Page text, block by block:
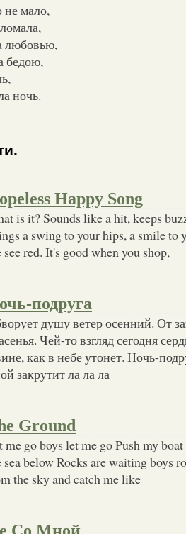
мало,
любовью,
бедою,
ночь.
Happy Song
is it? Sounds like a hit, keeps
a swing to your hips, a smile to
see red. It's good when you shop,
подруга
душу ветер осенний. От
Чей-то взгляд сегодня
как в небе утонет. Ночь-
закрутит ла ла ла
Ground
me go boys let me go Push my
sea below Rocks are waiting boys
the sky and catch me like
Со Мной